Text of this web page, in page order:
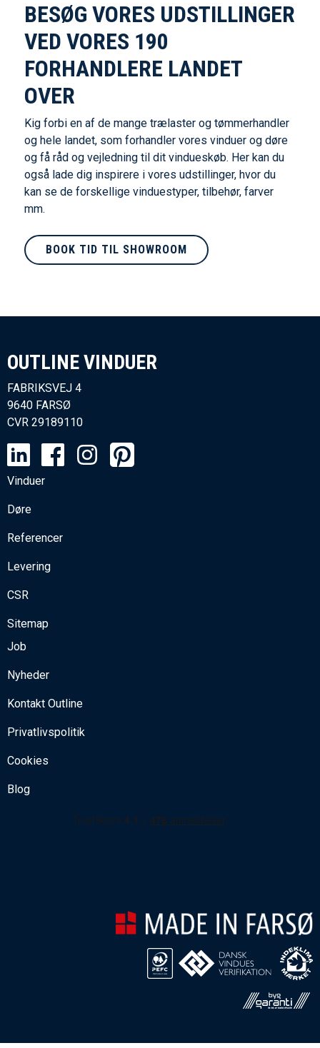
BESØG VORES UDSTILLINGER
VED VORES 190
FORHANDLERE LANDET
OVER
Kig forbi en af de mange trælaster og tømmerhandler
og hele landet, som forhandler vores vinduer og døre
og få råd og vejledning til dit vindueskøb. Her kan du
også lade dig inspirere i vores udstillinger, hvor du
kan se de forskellige vinduestyper, tilbehør, farver
mm.
BOOK TID TIL SHOWROOM
OUTLINE VINDUER​
FABRIKSVEJ 4
9640 FARSØ
CVR 29189110
Vinduer
Døre
Referencer
Levering
CSR
Sitemap
Job
Nyheder
Kontakt Outline
Privatlivspolitik
Cookies
Blog